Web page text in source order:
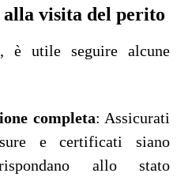
visita del perito
è utile seguire alcune
completa: Assicurati
e certificati siano
allo stato